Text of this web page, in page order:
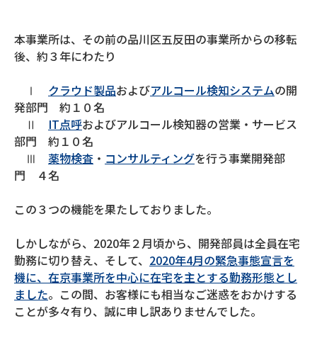
本事業所は、その前の品川区五反田の事業所からの移転
後、約３年にわたり
Ⅰ クラウド製品およびアルコール検知システムの開
発部門 約１０名
Ⅱ IT点呼およびアルコール検知器の営業・サービス
部門 約１０名
Ⅲ 薬物検査 ・ コンサルティングを行う事業開発部
門 ４名
この３つの機能を果たしておりました。
しかしながら、2020年２月頃から、開発部員は全員在宅
勤務に切り替え、そして、 2020年4月の緊急事態宣言を
機に、在京事業所を中心に在宅を主とする勤務形態とし
ました。この間、お客様にも相当なご迷惑をおかけする
ことが多々有り、誠に申し訳ありませんでした。